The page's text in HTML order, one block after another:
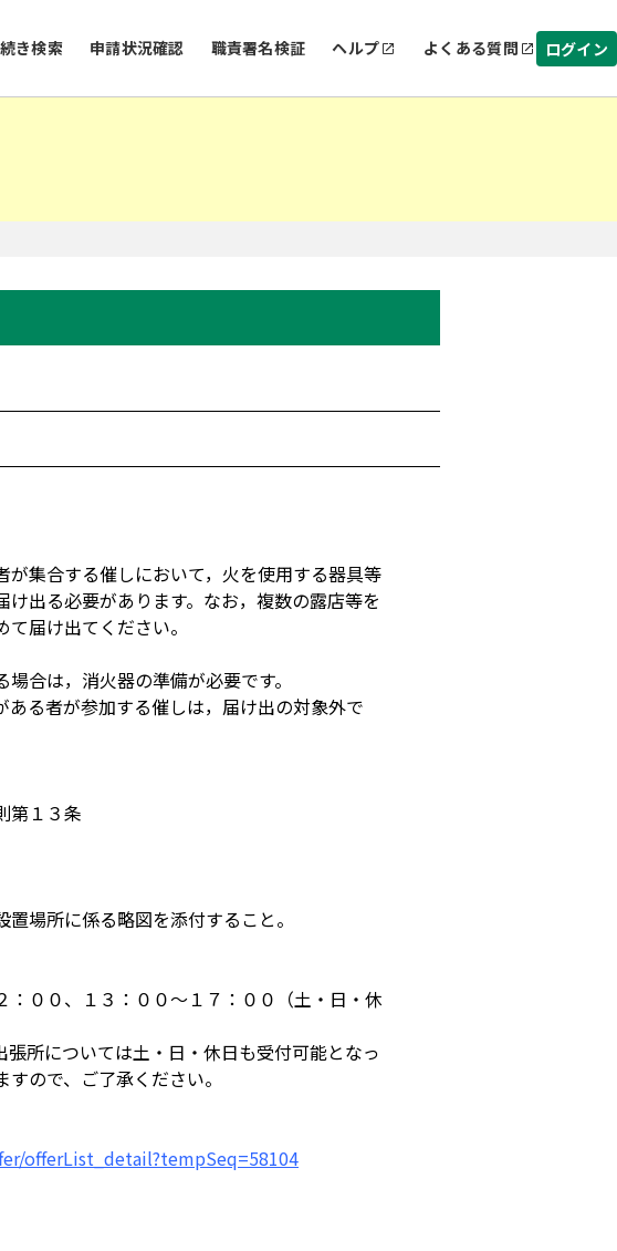
き検索 申請状況確認 職責署名検証 ヘルプ よくある質問 ログイン
集合する催しにおいて，火を使用する器具等
出る必要があります。なお，複数の露店等を
届け出てください。
合は，消火器の準備が必要です。
る者が参加する催しは，届け出の対象外で
第１３条
場所に係る略図を添付すること。
００、１３：００～１７：００（土・日・休
所については土・日・休日も受付可能となっ
ので、ご了承ください。
offerList_detail?tempSeq=58104